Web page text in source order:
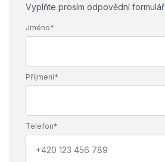
Vyplňte prosím odpovědní formulář
Jméno*
Příjmení*
Telefon*